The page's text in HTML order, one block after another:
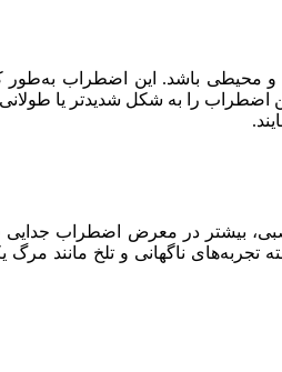
محیطی باشد. این اضطراب به‌طور
را به شکل شدیدتر یا
بیشتر در معرض اضطراب جدایی
ناگهانی و تلخ مانند مرگ